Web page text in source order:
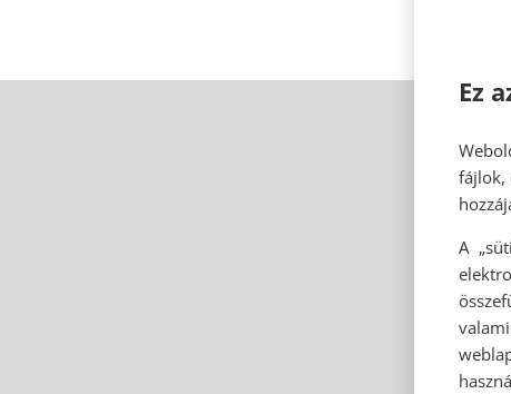
Ez
fájlok,
A